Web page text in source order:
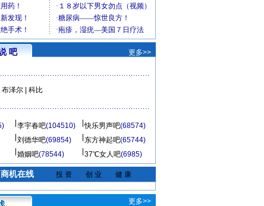
吧 更多>>
布泽尔| 科比
李宇春吧(104510) 快乐男声吧(68574)
刘德华吧(69854) 东方神起吧(65744)
婚姻吧(78544) 37℃女人吧(6985)
商机在线 投 资 创 业 健 康
更多>>